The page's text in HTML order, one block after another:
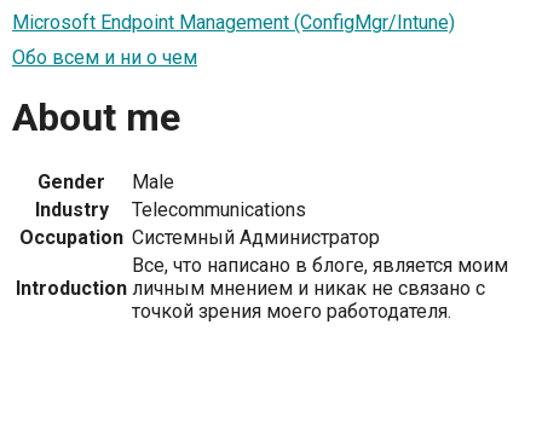
Microsoft Endpoint Management (ConfigMgr/Intune)
Обо всем и ни о чем
About me
Gender
Male
Industry
Telecommunications
Occupation Системный Администратор
Introduction
Все, что написано в блоге, является моим
личным мнением и никак не связано с
точкой зрения моего работодателя.